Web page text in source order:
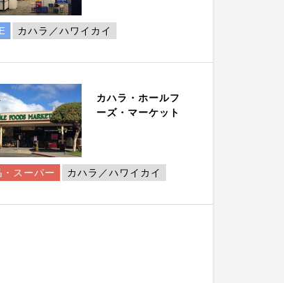
カハラ／ハワイカイ
カハラ・ホールフ
ーズ・マーケット
・スーパー カハラ／ハワイカイ